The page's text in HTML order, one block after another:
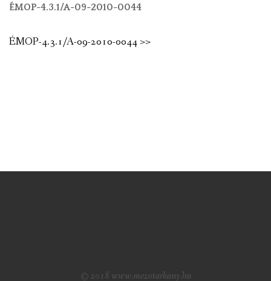
ÉMOP-4.3.1/A-09-2010-0044
ÉMOP-4.3.1/A-09-2010-0044 >>
© 2018 www.mezotarkany.hu